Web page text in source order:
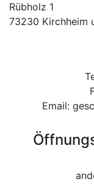
Rübholz 1
73230 Kirchheim
Email: